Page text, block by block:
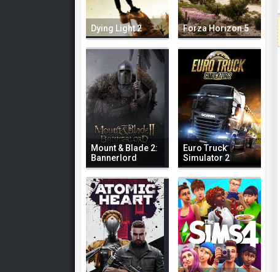
Dying Light 2 Forza Horizon 5
Mount & Blade 2:
Bannerlord
Euro Truck
Simulator 2